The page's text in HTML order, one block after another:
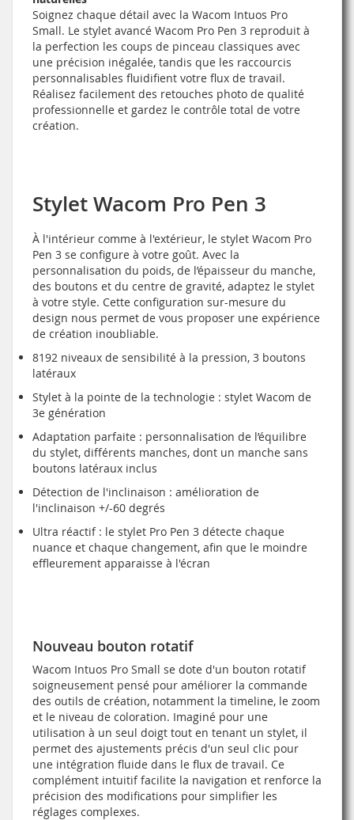
Soignez chaque détail avec la Wacom Intuos Pro
Small. Le stylet avancé Wacom Pro Pen 3 reproduit à
la perfection les coups de pinceau classiques avec
une précision inégalée, tandis que les raccourcis
personnalisables fluidifient votre flux de travail.
Réalisez facilement des retouches photo de qualité
professionnelle et gardez le contrôle total de votre
création.
Stylet Wacom Pro Pen 3
À l'intérieur comme à l'extérieur, le stylet Wacom Pro
Pen 3 se configure à votre goût. Avec la
personnalisation du poids, de l’épaisseur du manche,
des boutons et du centre de gravité, adaptez le stylet
à votre style. Cette configuration sur-mesure du
design nous permet de vous proposer une expérience
de création inoubliable.
8192 niveaux de sensibilité à la pression, 3 boutons
latéraux
Stylet à la pointe de la technologie : stylet Wacom de
3e génération
Adaptation parfaite : personnalisation de l’équilibre
du stylet, différents manches, dont un manche sans
boutons latéraux inclus
Détection de l'inclinaison : amélioration de
l'inclinaison +/-60 degrés
Ultra réactif : le stylet Pro Pen 3 détecte chaque
nuance et chaque changement, afin que le moindre
effleurement apparaisse à l'écran
Nouveau bouton rotatif
Wacom Intuos Pro Small se dote d'un bouton rotatif
soigneusement pensé pour améliorer la commande
des outils de création, notamment la timeline, le zoom
et le niveau de coloration. Imaginé pour une
utilisation à un seul doigt tout en tenant un stylet, il
permet des ajustements précis d'un seul clic pour
une intégration fluide dans le flux de travail. Ce
complément intuitif facilite la navigation et renforce la
précision des modifications pour simplifier les
réglages complexes.